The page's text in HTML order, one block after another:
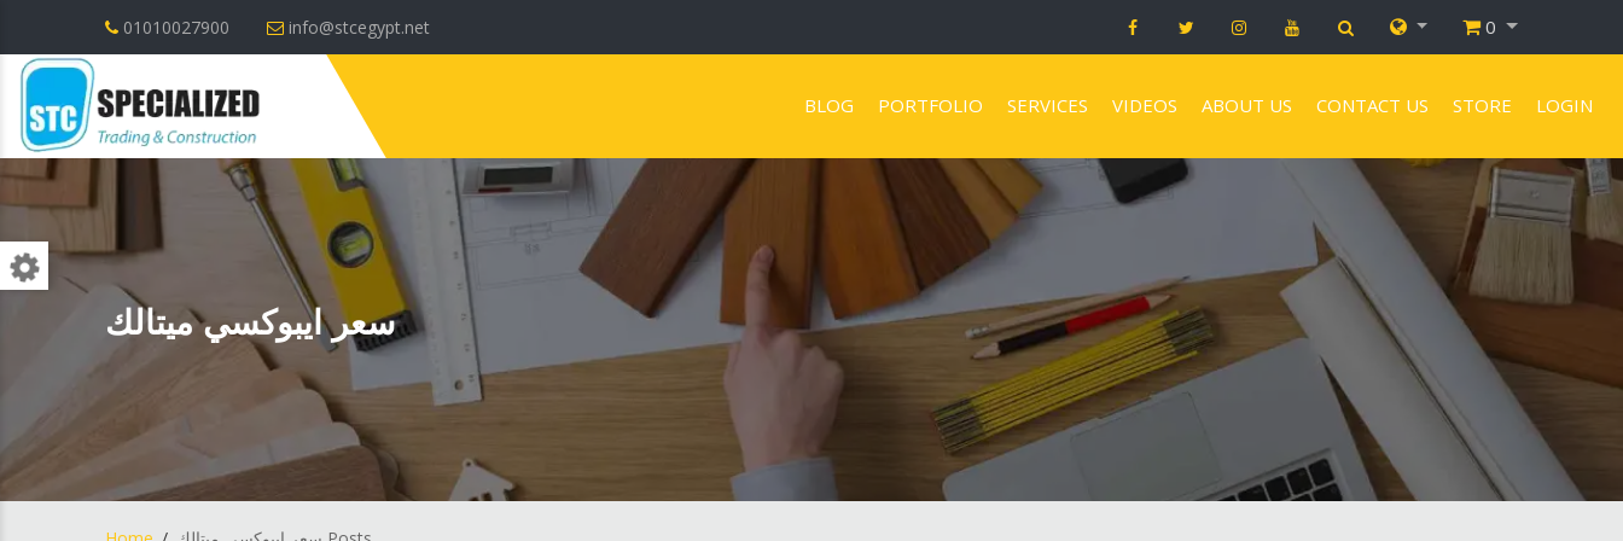
01010027900 info@stcegypt.net 0
BLOG PORTFOLIO SERVICES VIDEOS ABOUT US CONTACT US STORE LOGIN
سعر ايبوكسي ميتالك